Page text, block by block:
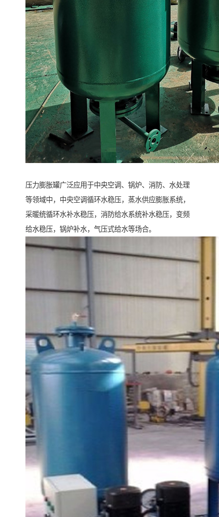
压力膨胀罐广泛应用于中央空调、锅炉、消防、水处理
等领域中，中央空调循环水稳压，蒸水供应膨胀系统，
采暖统循环水补水稳压，消防给水系统补水稳压，变频
给水稳压，锅炉补水，气压式给水等场合。